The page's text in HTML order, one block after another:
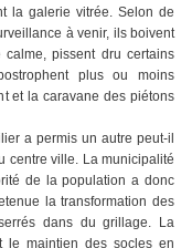
la galerie vitrée. Selon de
à venir, ils boivent
pissent dru certains
plus ou moins
et la caravane des piétons
a permis un autre peut-il
centre ville. La municipalité
de la population a donc
la transformation des
dans du grillage. La
le maintien des socles en